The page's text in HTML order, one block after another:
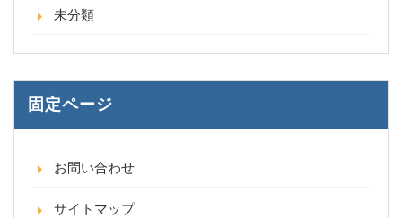
未分類
固定ページ
お問い合わせ
サイトマップ